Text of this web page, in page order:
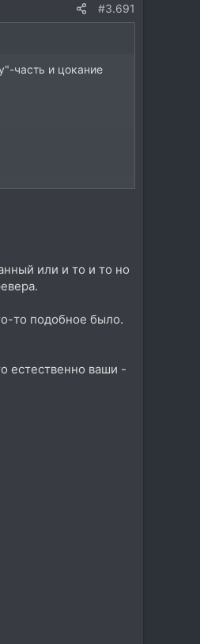
#3.691
часть и цокание
или и то и то но
то подобное было.
естественно ваши -